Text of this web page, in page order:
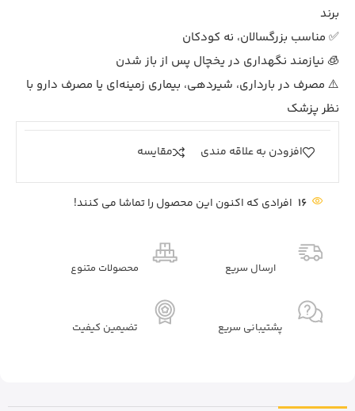
برند
✅ مناسب بزرگسالان، نه کودکان
🧊 نیازمند نگهداری در یخچال پس از باز شدن
⚠️ مصرف در بارداری، شیردهی، بیماری زمینه‌ای یا مصرف دارو با
نظر پزشک
افزودن به علاقه مندی مقايسه
16 افرادی که اکنون این محصول را تماشا می کنند!
ارسال سریع محصولات متنوع
پشتیبانی سریع تضیمین کیفیت